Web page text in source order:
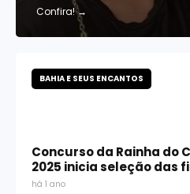
Confira!→
BAHIA E SEUS ENCANTOS
Concurso da Rainha do
2025 inicia seleção das
há 1 ano